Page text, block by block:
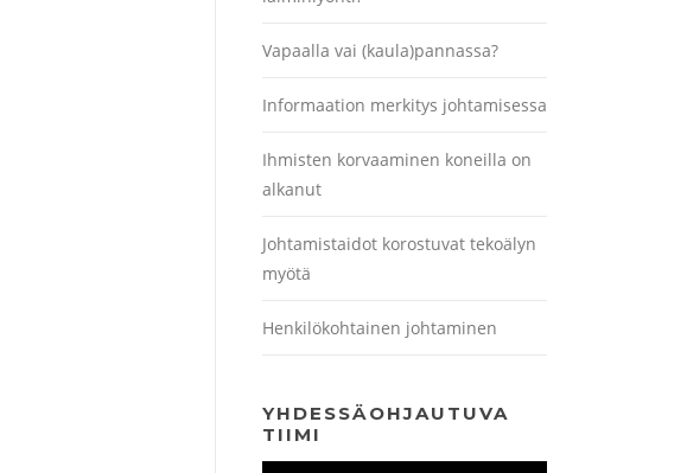
Vapaalla vai (kaula)pannassa?
Informaation merkitys johtamisessa
Ihmisten korvaaminen koneilla on
alkanut
Johtamistaidot korostuvat tekoälyn
myötä
Henkilökohtainen johtaminen
YHDESSÄOHJAUTUVA
TIIMI